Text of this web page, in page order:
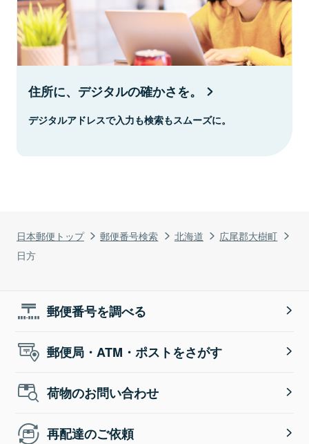
日本郵便トップ 郵便番号検索 北海道
広尾郡大樹町
日方
住所に、デジタルの確かさを。
デジタルアドレスで入力も検索もスムーズに。
郵便番号を調べる
郵便局・ATM・ポストをさがす
荷物のお問い合わせ
再配達のご依頼